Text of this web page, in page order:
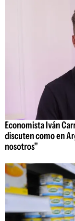
Economista Iván
discuten como en
nosotros"